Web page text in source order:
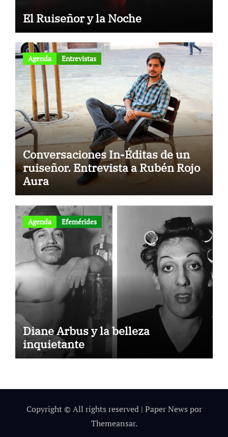
El Ruiseñor y la Noche
Agenda Entrevistas
Conversaciones In-Éditas de un
ruiseñor. Entrevista a Rubén Rojo
Aura
Agenda Efemérides
Diane Arbus y la belleza
inquietante
Copyright © All rights reserved | Paper News por
Themeansar.